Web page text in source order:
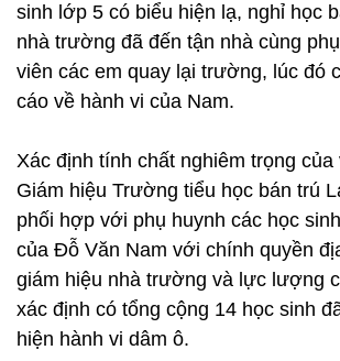
sinh lớp 5 có biểu hiện lạ, nghỉ học
nhà trường đã đến tận nhà cùng
viên các em quay lại trường, lúc đó
cáo về hành vi của Nam.
Xác định tính chất nghiêm trọng của
Giám hiệu Trường tiểu học bán trú
phối hợp với phụ huynh các học
của Đỗ Văn Nam với chính quyền
giám hiệu nhà trường và lực lượng
xác định có tổng cộng 14 học sinh
hiện hành vi dâm ô.